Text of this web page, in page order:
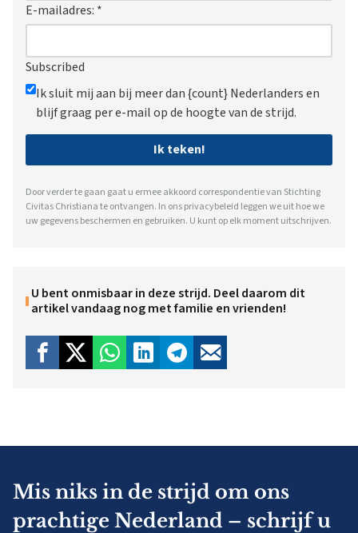
E-mailadres: *
Subscribed
Ik sluit mij aan bij meer dan {count} Nederlanders en
blijf graag per e-mail op de hoogte van de strijd.
Ik teken!
Door verder te gaan gaat u ermee akkoord correspondentie van Stichting
Civitas Christiana te ontvangen. In onsprivacybeleid leggen we uit hoe we
uw gegevens beschermen en gebruiken. U kunt op elk moment uitschrijven.
U bent onmisbaar in deze strijd. Deel daarom dit
artikel vandaag nog met familie en vrienden!
Mis niks in de strijd om ons
prachtige Nederland – schrijf u